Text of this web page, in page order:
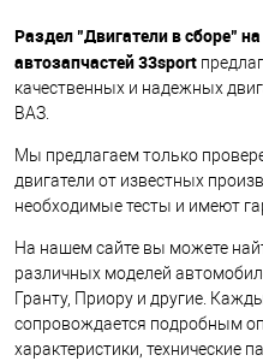
Раздел "Двигатели в сборе"
автозапчастей 33sport
качественных и надежных
ВАЗ.
Мы предлагаем только
двигатели от известных
необходимые тесты и имеют
На нашем сайте вы можете
различных моделей
Гранту, Приору и другие.
сопровождается подробным
характеристики, технические